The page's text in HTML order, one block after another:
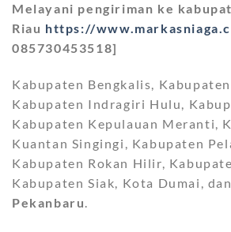
Melayani pengiriman ke
Riau https://
085730453518]
Kabupaten Bengkalis,
Kabupaten Indragiri Hulu,
Kabupaten Kepulauan Meranti,
Kuantan Singingi, Kabupaten
Kabupaten Rokan Hilir,
Kabupaten Siak, Kota Dumai, dan
Pekanbaru.